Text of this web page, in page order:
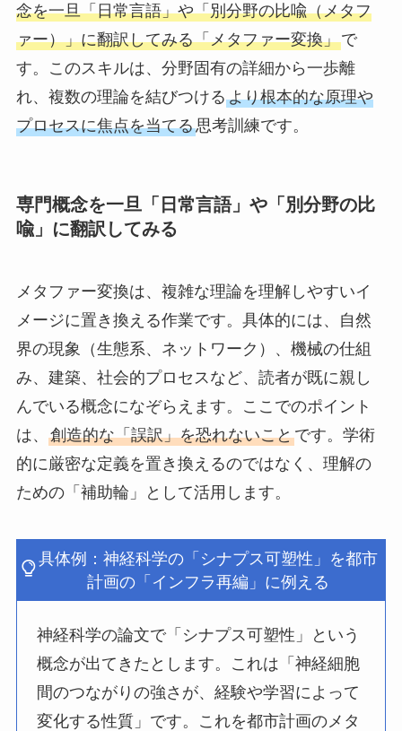
念を一旦「日常言語」や「別分野の比喩（メタフ
ァー）」に翻訳してみる「メタファー変換」で
す。このスキルは、分野固有の詳細から一歩離
れ、複数の理論を結びつけるより根本的な原理や
プロセスに焦点を当てる思考訓練です。
専門概念を一旦「日常言語」や「別分野の比
喩」に翻訳してみる
メタファー変換は、複雑な理論を理解しやすいイ
メージに置き換える作業です。具体的には、自然
界の現象（生態系、ネットワーク）、機械の仕組
み、建築、社会的プロセスなど、読者が既に親し
んでいる概念になぞらえます。ここでのポイント
は、 創造的な「誤訳」を恐れないことです。学術
的に厳密な定義を置き換えるのではなく、理解の
ための「補助輪」として活用します。
具体例：神経科学の「シナプス可塑性」を都市
計画の「インフラ再編」に例える
神経科学の論文で「シナプス可塑性」という
概念が出てきたとします。これは「神経細胞
間のつながりの強さが、経験や学習によって
変化する性質」です。これを都市計画のメタ